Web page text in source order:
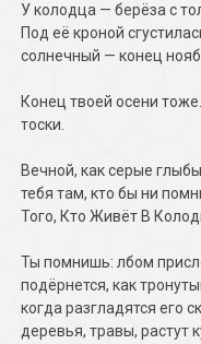
У колодца — берёза с
Под её кроной
солнечный — конец
Конец твоей осени
тоски.
Вечной, как серые
тебя там, кто бы ни
Того, Кто Живёт В
Ты помнишь: лбом
подёрнется, как
когда разгладятся его
деревья, травы, растут